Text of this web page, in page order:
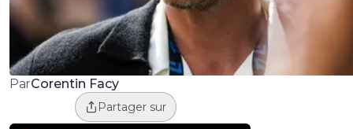
ParCorentin Facy
Partager sur